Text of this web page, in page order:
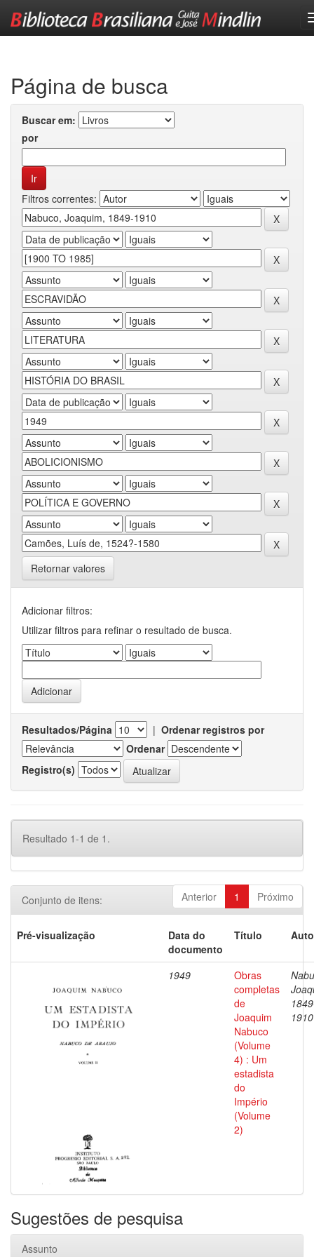
Página de busca
Buscar em:
por
Filtros correntes:
Retornar valores
Adicionar filtros:
Utilizar filtros para refinar o resultado de busca.
Resultados/Página | Ordenar registros por
Ordenar
Registro(s)
Resultado 1-1 de 1.
Anterior 1 Próximo
Conjunto de itens:
Pré-visualização
Data do
documento
Título
1949
Obras
completas
de
Joaquim
Nabuco
(Volume
4) : Um
estadista
do
Império
(Volume
2)
1910
Sugestões de pesquisa
Assunto